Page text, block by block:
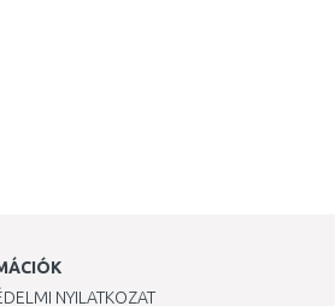
NYILATKOZAT